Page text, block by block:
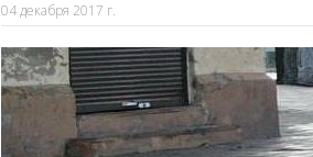
04 декабря 2017 г.